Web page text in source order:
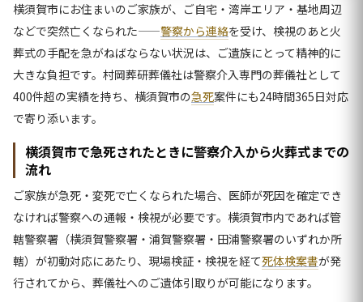
横須賀市にお住まいのご家族が、ご自宅・湾岸エリア・基地周辺
などで突然亡くなられた——警察から連絡を受け、検視のあと火
葬式の手配を急がねばならない状況は、ご遺族にとって精神的に
大きな負担です。村岡葬研葬儀社は警察介入専門の葬儀社として
400件超の実績を持ち、横須賀市の急死案件にも24時間365日対応
で寄り添います。
横須賀市で急死されたときに警察介入から火葬式までの
流れ
ご家族が急死・変死で亡くなられた場合、医師が死因を確定でき
なければ警察への通報・検視が必要です。横須賀市内であれば管
轄警察署（横須賀警察署・浦賀警察署・田浦警察署のいずれか所
轄）が初動対応にあたり、現場検証・検視を経て死体検案書が発
行されてから、葬儀社へのご遺体引取りが可能になります。